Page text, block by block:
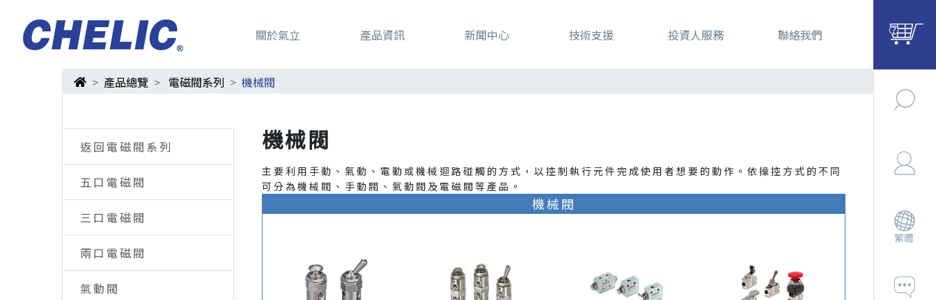
關於氣立 產品資訊 新聞中心 技術支援 投資人服務 聯絡我們
產品總覽 電磁閥系列 機械閥
返回電磁閥系列
五口電磁閥
三口電磁閥
兩口電磁閥
氣動閥
機械閥
主要利用手動、氣動、電動或機械迴路碰觸的方式，以控制執行元件完成使用者想要的動作。依操控方式的不同
可分為機械閥、手動閥、氣動閥及電磁閥等產品。
機械閥
繁體